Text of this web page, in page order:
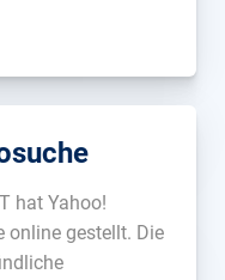
hat Yahoo!
online gestellt. Die